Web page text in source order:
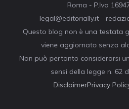
Roma - P.Iva
legal@editorially.it -
Questo blog non è una testata
viene aggiornato senza
Non può pertanto considerarsi
sensi della legge n. 62
DisclaimerPrivacy